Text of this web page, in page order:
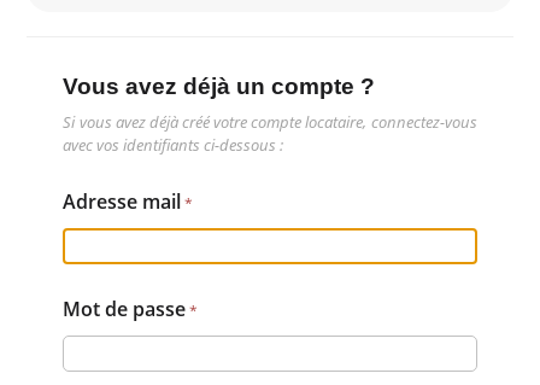
Vous avez déjà un compte ?
Si vous avez déjà créé votre compte locataire, connectez-vous
avec vos identifiants ci-dessous :
Adresse mail
Mot de passe